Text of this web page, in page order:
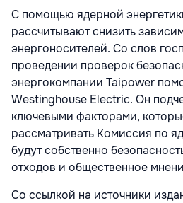
С помощью ядерной
рассчитывают снизить
энергоносителей. Со слов
проведении проверок
энергокомпании Taipower
Westinghouse Electric. Он
ключевыми факторами,
рассматривать Комиссия по
будут собственно
отходов и общественное
Со ссылкой на источники